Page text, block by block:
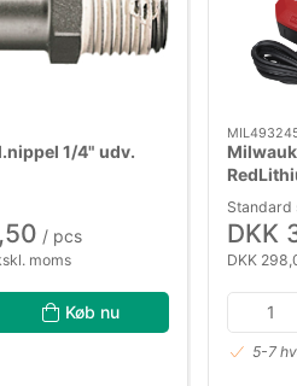
1/4" udv.
/ pcs
moms
Køb nu
Standard
DKK
DKK
5-7